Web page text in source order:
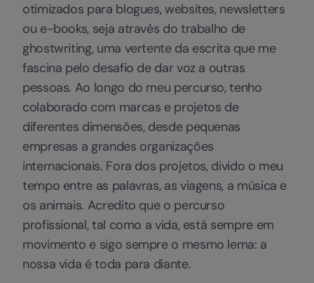
otimizados para blogues, websites, newsletters
ou e-books, seja através do trabalho de
ghostwriting, uma vertente da escrita que me
fascina pelo desafio de dar voz a outras
pessoas. Ao longo do meu percurso, tenho
colaborado com marcas e projetos de
diferentes dimensões, desde pequenas
empresas a grandes organizações
internacionais. Fora dos projetos, divido o meu
tempo entre as palavras, as viagens, a música e
os animais. Acredito que o percurso
profissional, tal como a vida, está sempre em
movimento e sigo sempre o mesmo lema: a
nossa vida é toda para diante.